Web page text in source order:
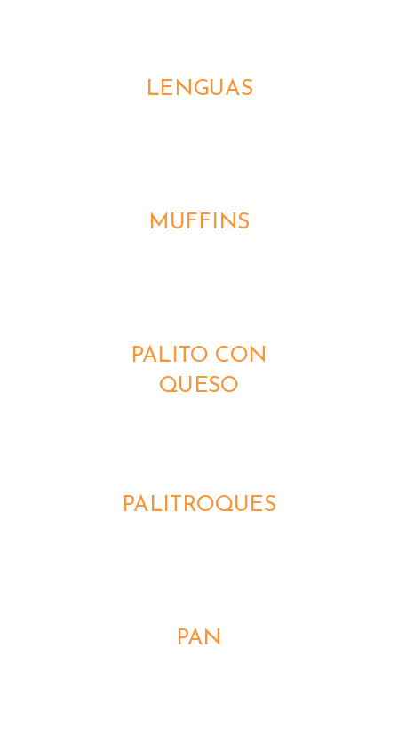
LENGUAS
MUFFINS
PALITO CON
QUESO
PALITROQUES
PAN